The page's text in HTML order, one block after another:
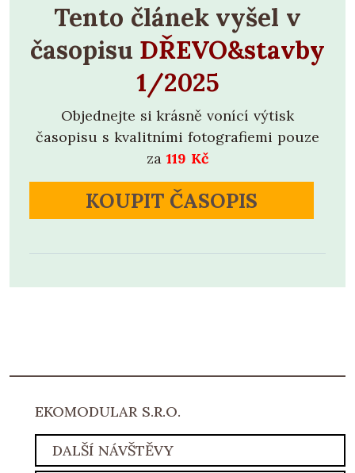
Tento článek vyšel v
časopisu DŘEVO&stavby
1/2025
Objednejte si krásně vonící výtisk
časopisu s kvalitními fotografiemi pouze
za 119 Kč
KOUPIT ČASOPIS
EKOMODULAR S.R.O.
DALŠÍ NÁVŠTĚVY